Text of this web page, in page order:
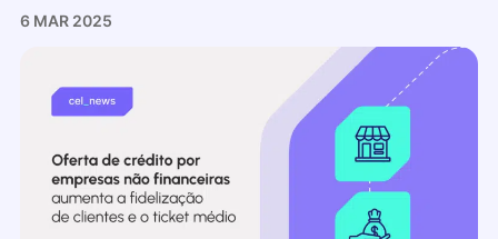
6 MAR 2025